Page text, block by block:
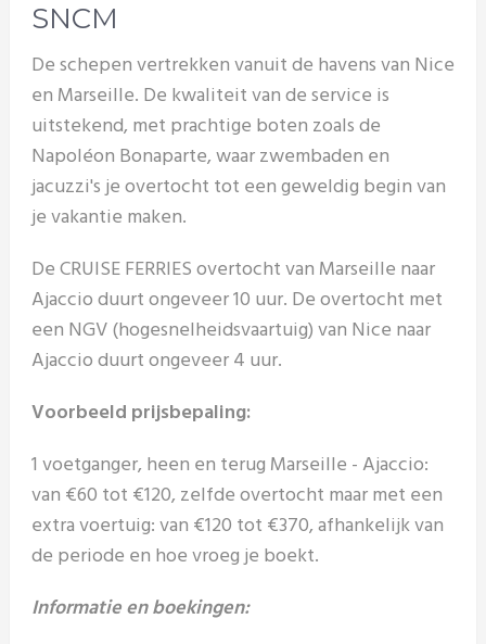
SNCM
De schepen vertrekken vanuit de havens van Nice
en Marseille. De kwaliteit van de service is
uitstekend, met prachtige boten zoals de
Napoléon Bonaparte, waar zwembaden en
jacuzzi's je overtocht tot een geweldig begin van
je vakantie maken.
De CRUISE FERRIES overtocht van Marseille naar
Ajaccio duurt ongeveer 10 uur. De overtocht met
een NGV (hogesnelheidsvaartuig) van Nice naar
Ajaccio duurt ongeveer 4 uur.
Voorbeeld prijsbepaling:
1 voetganger, heen en terug Marseille - Ajaccio:
van €60 tot €120, zelfde overtocht maar met een
extra voertuig: van €120 tot €370, afhankelijk van
de periode en hoe vroeg je boekt.
Informatie en boekingen: